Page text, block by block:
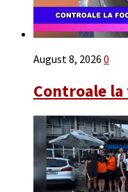
August 8, 2026 0
Controale